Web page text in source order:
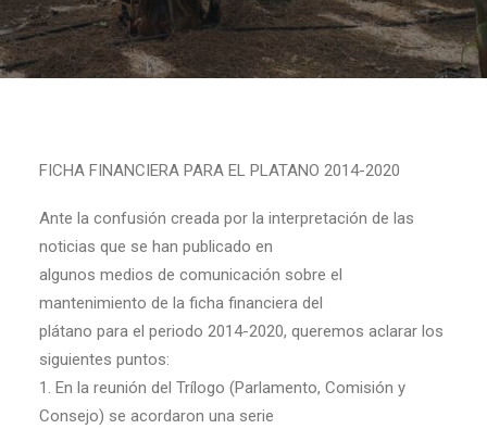
FICHA FINANCIERA PARA EL PLATANO 2014-2020
Ante la confusión creada por la interpretación de las
noticias que se han publicado en
algunos medios de comunicación sobre el
mantenimiento de la ficha financiera del
plátano para el periodo 2014-2020, queremos aclarar los
siguientes puntos:
1. En la reunión del Trílogo (Parlamento, Comisión y
Consejo) se acordaron una serie